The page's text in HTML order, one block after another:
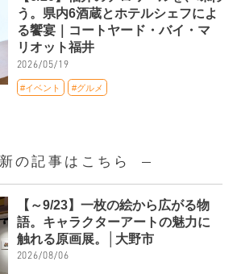
う。県内6酒蔵とホテルシェフによ
る饗宴｜コートヤード・バイ・マ
リオット福井
2026/05/19
#イベント #グルメ
の記事はこちら
【～9/23】一枚の絵から広がる物
語。キャラクターアートの魅力に
触れる原画展。│大野市
2026/08/06